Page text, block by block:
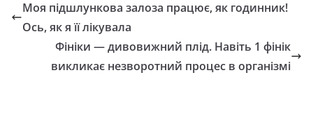
b
o
o
d
o
n
т
и
Моя підшлункова залоза працює, як годинник!
Ось, як я її лікувала
Фініки — дивовижний плід. Навіть 1 фінік
викликає незворотний процес в організмі